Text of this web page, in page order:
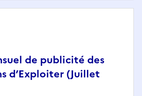
de publicité des
d’Exploiter (Juillet